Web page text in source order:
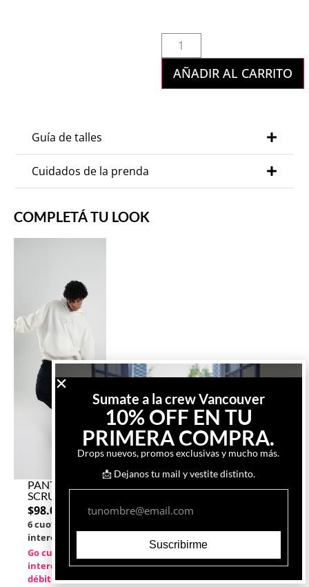
AÑADIR AL CARRITO
Guía de talles
Cuidados de la prenda
COMPLETÁ TU LOOK
PANTALÓN
SCRUB
$98.000
6 cuotas sin
interés
Go cuotas sin
interés con
débito
Sumate a la crew Vancouver
10% OFF EN TU
PRIMERA COMPRA.
Drops nuevos, promos exclusivas y mucho más.
📩 Dejanos tu mail y vestite distinto.
Suscribirme